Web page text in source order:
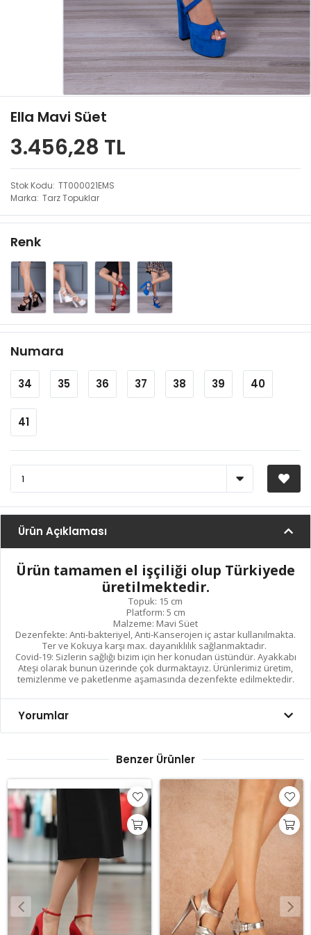
Ella Mavi Süet
3.456,28 TL
Stok Kodu TT000021EMS
Marka Tarz Topuklar
Renk
Numara
34 35 36 37 38 39 40
41
Ürün Açıklaması
Ürün tamamen el işçiliği olup Türkiyede
üretilmektedir.
Topuk: 15 cm
Platform: 5 cm
Malzeme: Mavi Süet
Dezenfekte: Anti-bakteriyel, Anti-Kanserojen iç astar kullanılmakta.
Ter ve Kokuya karşı max. dayanıklılık sağlanmaktadır.
Covid-19: Sizlerin sağlığı bizim için her konudan üstündür. Ayakkabı
Ateşi olarak bunun üzerinde çok durmaktayız. Ürünlerimiz üretim,
temizlenme ve paketlenme aşamasında dezenfekte edilmektedir.
Yorumlar
Benzer Ürünler